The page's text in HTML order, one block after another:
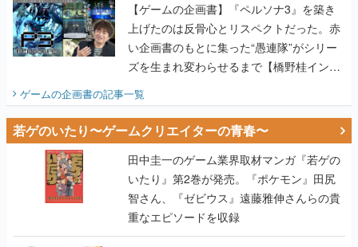
【ゲームの企画書】『ペルソナ3』を築き
上げたのは反骨心とリスペクトだった。赤
い企画書のもとに集った“愚連隊”がシリー
ズを生まれ変わらせるまで【橋野桂インタ
ビュー】
ゲームの企画書の記事一覧
若ゲのいたり〜ゲームクリエイターの青春〜
田中圭一のゲーム業界取材マンガ『若ゲの
いたり』第2巻が発売。『ポケモン』田尻
智さん、『ゼビウス』遠藤雅伸さんらの貴
重なエピソードを収録